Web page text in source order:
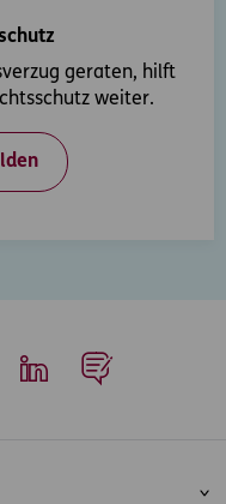
geraten, hilft
weiter.